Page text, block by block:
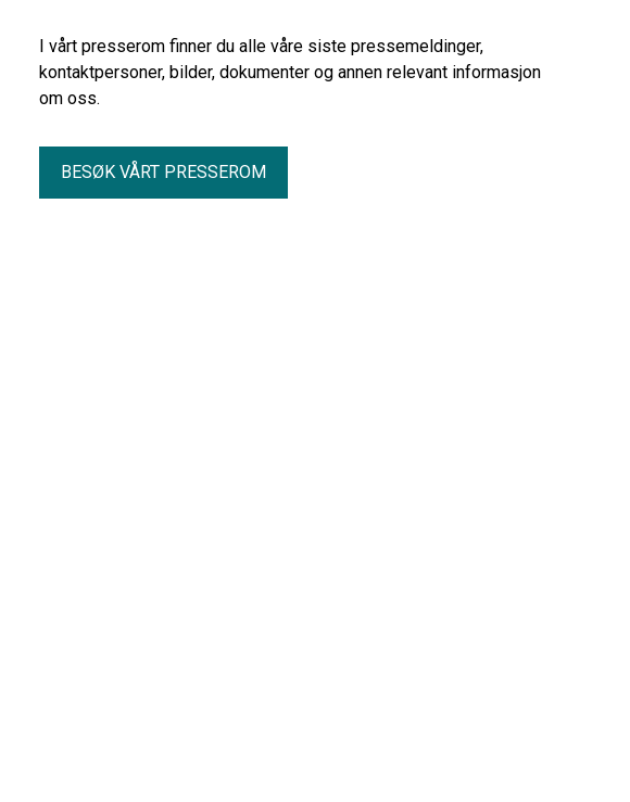
stillingen 18. august 2026.
I vårt presserom finner du alle våre siste pressemeldinger,
kontaktpersoner, bilder, dokumenter og annen relevant informasjon
om oss.
BESØK VÅRT PRESSEROM